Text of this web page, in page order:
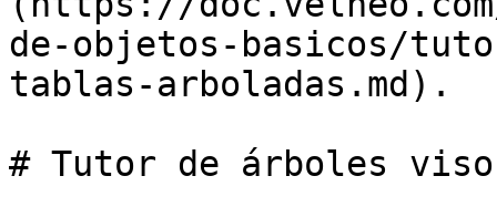
de-objetos-basicos/
tablas-arboladas.md).
# Tutor de árboles